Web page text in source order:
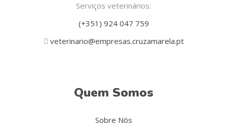
Serviços veterinários:
(+351) 924 047 759
veterinario@empresas.cruzamarela.pt
Quem Somos
Sobre Nós